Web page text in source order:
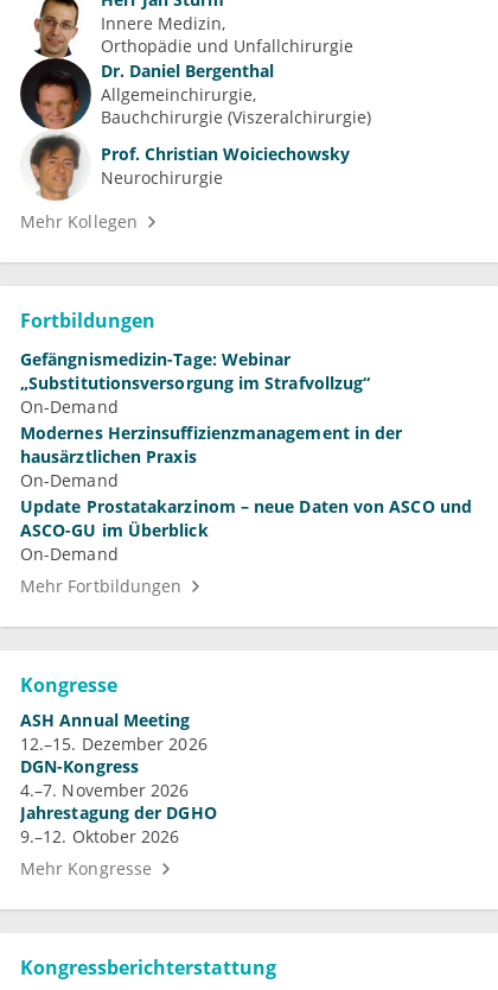
Innere Medizin
Orthopädie und Unfallchirurgie
Dr. Daniel Bergenthal
Allgemeinchirurgie
Bauchchirurgie (Viszeralchirurgie)
Prof. Christian Woiciechowsky
Neurochirurgie
Mehr Kollegen
Fortbildungen
Gefängnismedizin-Tage: Webinar
„Substitutionsversorgung im Strafvollzug“
On-Demand
Modernes Herzinsuffizienzmanagement in der
hausärztlichen Praxis
On-Demand
Update Prostatakarzinom – neue Daten von ASCO und
ASCO-GU im Überblick
On-Demand
Mehr Fortbildungen
Kongresse
ASH Annual Meeting
12.–15. Dezember 2026
DGN-Kongress
4.–7. November 2026
Jahrestagung der DGHO
9.–12. Oktober 2026
Mehr Kongresse
Kongressberichterstattung